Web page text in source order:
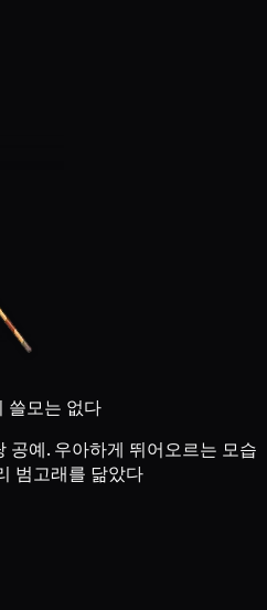
쓸모는 없다
공예. 우아하게 뛰어오르는 모습
범고래를 닮았다